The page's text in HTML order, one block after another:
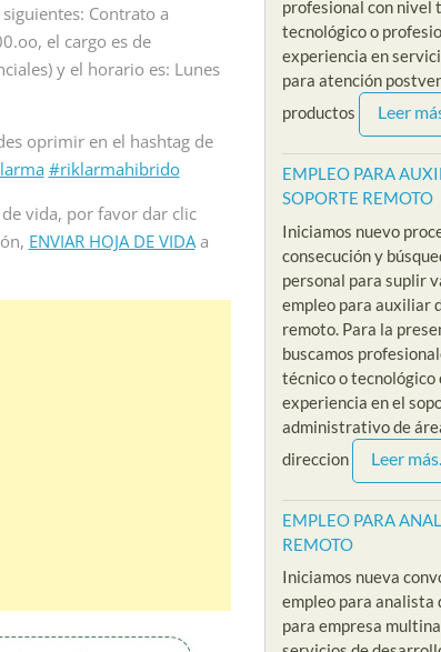
Contrato a
el cargo es de
y el horario es: Lunes
oprimir en el hashtag de
#riklarmahibrido
vida, por favor dar clic
ENVIAR HOJA DE VIDAa
profesional con nivel
tecnológico o
experiencia en
para atención
productos
Leer
EMPLEO PARA
SOPORTE REMOTO
Iniciamos nuevo
consecución y
personal para suplir
empleo para auxiliar
remoto. Para la
buscamos
técnico o tecnológico
experiencia en el
administrativo de
direccion
Leer más...
EMPLEO PARA
REMOTO
Iniciamos nueva
empleo para analista
para empresa
de
inicia proceso de selección
para vacante de empleo para
recepcionista sin experiencia
Read More
Iniciamos
y proceso
acerca de
vacante de
psicologa